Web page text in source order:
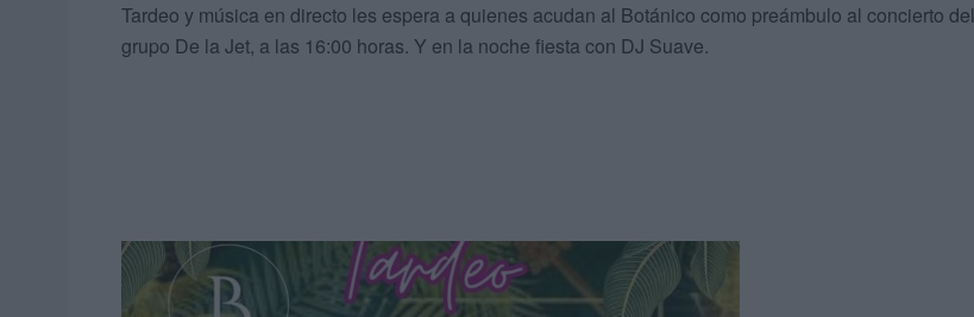
Tardeo y música en directo les espera a quienes acudan al Botánico como preámbulo al concierto del
grupo De la Jet, a las 16:00 horas. Y en la noche fiesta con DJ Suave.